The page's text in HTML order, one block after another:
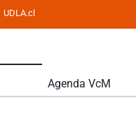
UDLA.cl
Agenda VcM